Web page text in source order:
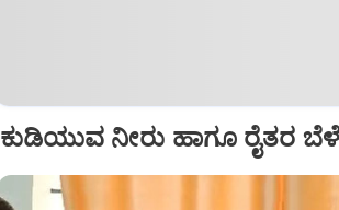
ಕುಡಿಯುವ ನೀರು ಹಾಗೂ ರೈತರ